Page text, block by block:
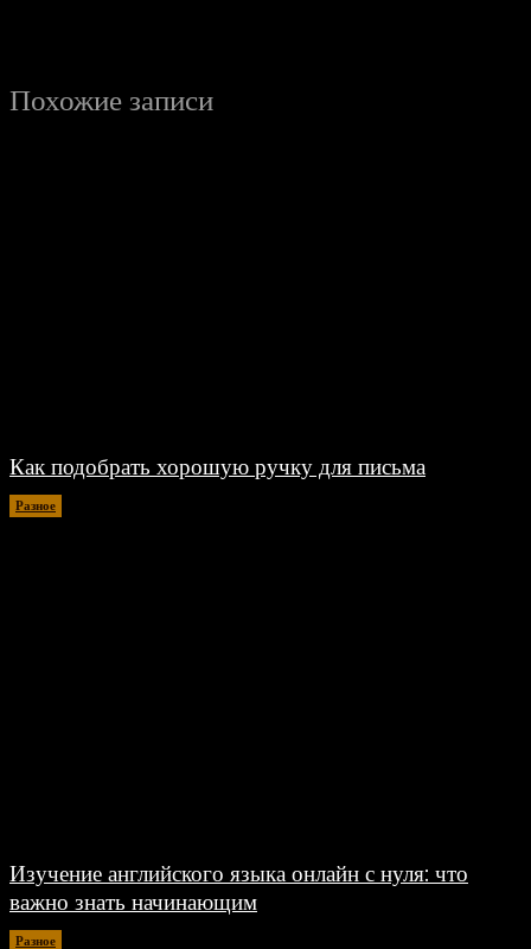
Похожие записи
Как подобрать хорошую ручку для письма
Разное
Изучение английского языка онлайн с нуля: что
важно знать начинающим
Разное